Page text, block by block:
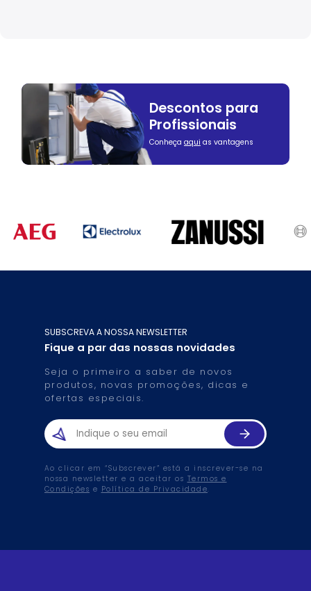
Descontos para
Profissionais
Conheça aqui as vantagens
SUBSCREVA A NOSSA NEWSLETTER
Fique a par das nossas novidades
Seja o primeiro a saber de novos
produtos, novas promoções, dicas e
ofertas especiais.
Ao clicar em “Subscrever” está a inscrever-se na
nossa newsletter e a aceitar os Termos e
Condições e Política de Privacidade.